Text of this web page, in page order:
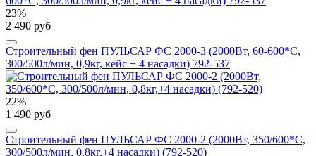
23%
2 490 руб
Строительный фен ПУЛЬСАР ФС 2000-3 (2000Вт, 60-600*C,
300/500л/мин, 0,9кг, кейс + 4 насадки) 792-537
22%
1 490 руб
Строительный фен ПУЛЬСАР ФС 2000-2 (2000Вт, 350/600*C,
300/500л/мин, 0,8кг,+4 насадки) (792-520)